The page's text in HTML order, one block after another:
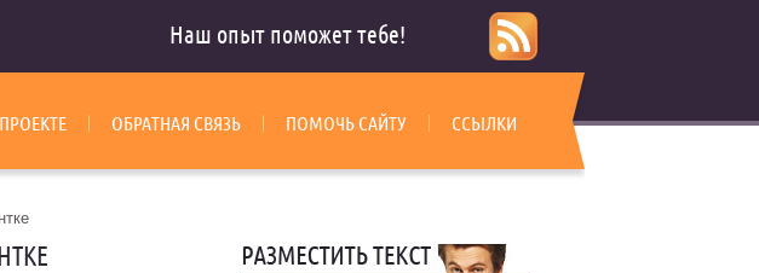
Наш опыт поможет тебе!
ОБРАТНАЯ СВЯЗЬ ПОМОЧЬ САЙТУ ССЫЛКИ